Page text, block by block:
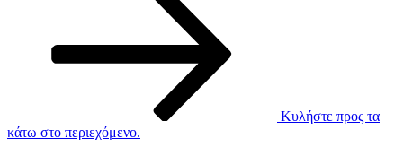
Κυλήστε προς τα
κάτω στο περιεχόμενο.